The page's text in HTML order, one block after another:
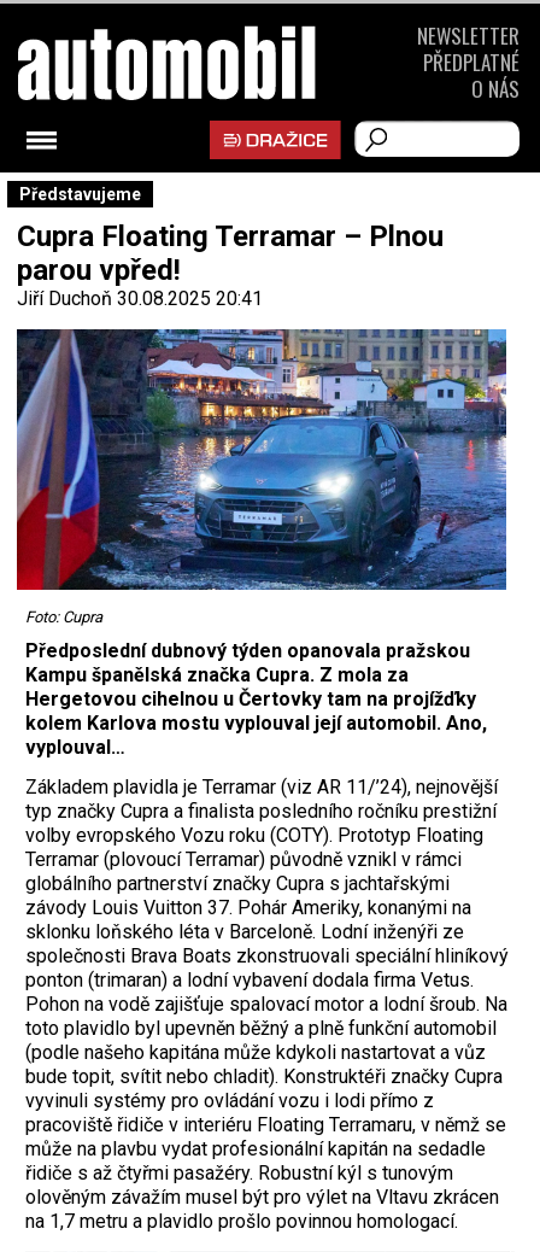
Představujeme
Cupra Floating Terramar – Plnou
parou vpřed!
Jiří Duchoň 30.08.2025 20:41
Foto: Cupra
Předposlední dubnový týden opanovala pražskou
Kampu španělská značka Cupra. Z mola za
Hergetovou cihelnou u Čertovky tam na projížďky
kolem Karlova mostu vyplouval její automobil. Ano,
vyplouval…
Základem plavidla je Terramar (viz AR 11/’24), nejnovější
typ značky Cupra a finalista posledního ročníku prestižní
volby evropského Vozu roku (COTY). Prototyp Floating
Terramar (plovoucí Terramar) původně vznikl v rámci
globálního partnerství značky Cupra s jachtařskými
závody Louis Vuitton 37. Pohár Ameriky, konanými na
sklonku loňského léta v Barceloně. Lodní inženýři ze
společnosti Brava Boats zkonstruovali speciální hliníkový
ponton (trimaran) a lodní vybavení dodala firma Vetus.
Pohon na vodě zajišťuje spalovací motor a lodní šroub. Na
toto plavidlo byl upevněn běžný a plně funkční automobil
(podle našeho kapitána může kdykoli nastartovat a vůz
bude topit, svítit nebo chladit). Konstruktéři značky Cupra
vyvinuli systémy pro ovládání vozu i lodi přímo z
pracoviště ­řidiče v interiéru Floating Terramaru, v němž se
může na plavbu vydat profesionální kapitán na sedadle
řidiče s až čtyřmi pasažéry. Robustní kýl s tunovým
olověným závažím musel být pro výlet na Vltavu zkrácen
na 1,7 metru a plavidlo prošlo povinnou homologací.
NEWSLETTER
PŘEDPLATNÉ
O NÁS